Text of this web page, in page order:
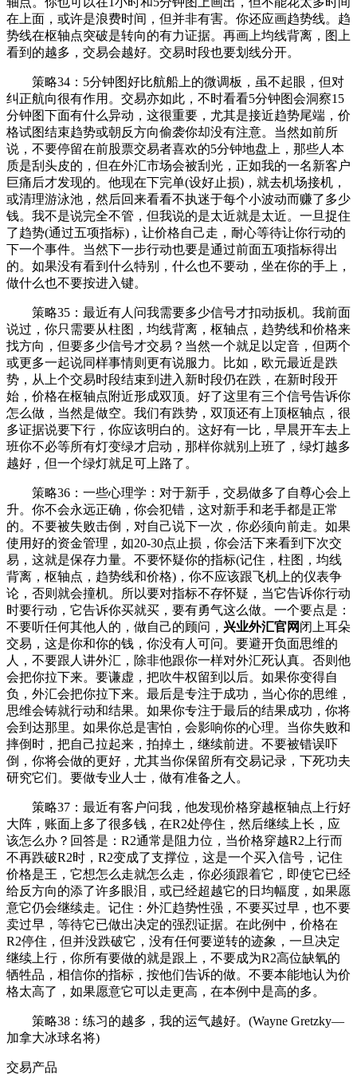
在上面，或许是浪费时间，但并非有害。你还应画趋势线。趋
势线在枢轴点突破是转向的有力证据。再画上均线背离，图上
看到的越多，交易会越好。交易时段也要划线分开。
策略34：5分钟图好比航船上的微调板，虽不起眼，但对
纠正航向很有作用。交易亦如此，不时看看5分钟图会洞察15
分钟图下面有什么异动，这很重要，尤其是接近趋势尾端，价
格试图结束趋势或朝反方向偷袭你却没有注意。当然如前所
说，不要停留在前股票交易者喜欢的5分钟地盘上，那些人本
质是刮头皮的，但在外汇市场会被刮光，正如我的一名新客户
巨痛后才发现的。他现在下完单(设好止损)，就去机场接机，
或清理游泳池，然后回来看看不执迷于每个小波动而赚了多少
钱。我不是说完全不管，但我说的是太近就是太近。一旦捉住
了趋势(通过五项指标)，让价格自己走，耐心等待让你行动的
下一个事件。当然下一步行动也要是通过前面五项指标得出
的。如果没有看到什么特别，什么也不要动，坐在你的手上，
做什么也不要按进入键。
策略35：最近有人问我需要多少信号才扣动扳机。我前面
说过，你只需要从柱图，均线背离，枢轴点，趋势线和价格来
找方向，但要多少信号才交易？当然一个就足以定音，但两个
或更多一起说同样事情则更有说服力。比如，欧元最近是跌
势，从上个交易时段结束到进入新时段仍在跌，在新时段开
始，价格在枢轴点附近形成双顶。好了这里有三个信号告诉你
怎么做，当然是做空。我们有跌势，双顶还有上顶枢轴点，很
多证据说要下行，你应该明白的。这好有一比，早晨开车去上
班你不必等所有灯变绿才启动，那样你就别上班了，绿灯越多
越好，但一个绿灯就足可上路了。
策略36：一些心理学：对于新手，交易做多了自尊心会上
升。你不会永远正确，你会犯错，这对新手和老手都是正常
的。不要被失败击倒，对自己说下一次，你必须向前走。如果
使用好的资金管理，如20-30点止损，你会活下来看到下次交
易，这就是保存力量。不要怀疑你的指标(记住，柱图，均线
背离，枢轴点，趋势线和价格)，你不应该跟飞机上的仪表争
论，否则就会撞机。所以要对指标不存怀疑，当它告诉你行动
时要行动，它告诉你买就买，要有勇气这么做。一个要点是：
不要听任何其他人的，做自己的顾问， 兴业外汇官网闭上耳朵
交易，这是你和你的钱，你没有人可问。要避开负面思维的
人，不要跟人讲外汇，除非他跟你一样对外汇死认真。否则他
会把你拉下来。要谦虚，把吹牛权留到以后。如果你变得自
负，外汇会把你拉下来。最后是专注于成功，当心你的思维，
思维会铸就行动和结果。如果你专注于最后的结果成功，你将
会到达那里。如果你总是害怕，会影响你的心理。当你失败和
摔倒时，把自己拉起来，拍掉土，继续前进。不要被错误吓
倒，你将会做的更好，尤其当你保留所有交易记录，下死功夫
研究它们。要做专业人士，做有准备之人。
策略37：最近有客户问我，他发现价格穿越枢轴点上行好
大阵，账面上多了很多钱，在R2处停住，然后继续上长，应
该怎么办？回答是：R2通常是阻力位，当价格穿越R2上行而
不再跌破R2时，R2变成了支撑位，这是一个买入信号，记住
价格是王，它想怎么走就怎么走，你必须跟着它，即使它已经
给反方向的添了许多眼泪，或已经超越它的日均幅度，如果愿
意它仍会继续走。记住：外汇趋势性强，不要买过早，也不要
卖过早，等待它已做出决定的强烈证据。在此例中，价格在
R2停住，但并没跌破它，没有任何要逆转的迹象，一旦决定
继续上行，你所有要做的就是跟上，不要成为R2高位缺氧的
牺牲品，相信你的指标，按他们告诉的做。不要本能地认为价
格太高了，如果愿意它可以走更高，在本例中是高的多。
策略38：练习的越多，我的运气越好。(Wayne Gretzky—
加拿大冰球名将)
交易产品